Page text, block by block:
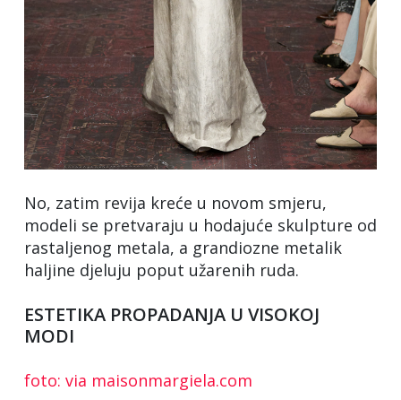
No, zatim revija kreće u novom smjeru,
modeli se pretvaraju u hodajuće skulpture od
rastaljenog metala, a grandiozne metalik
haljine djeluju poput užarenih ruda.
ESTETIKA PROPADANJA U VISOKOJ
MODI
foto: via maisonmargiela.com